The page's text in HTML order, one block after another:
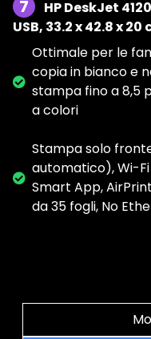
7
HP DeskJet
USB, 33.2 x 42.8 x
Ottimale per le
copia in bianco e
stampa fino a 8,5
a colori
Stampa solo
automatico), Wi-Fi
Smart App,
da 35 fogli, No